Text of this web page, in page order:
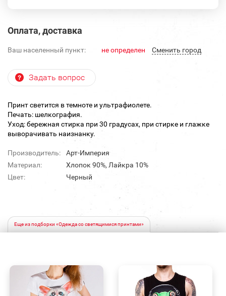
Оплата, доставка
Ваш населенный пункт: не определен Cменить город
Задать вопрос
Принт светится в темноте и ультрафиолете.
Печать: шелкография.
Уход: бережная стирка при 30 градусах, при стирке и глажке
выворачивать наизнанку.
Производитель:
Арт-Империя
Материал:
Хлопок 90%, Лайкра 10%
Цвет:
Черный
Еще из подборки «Одежда со светящимися принтами»